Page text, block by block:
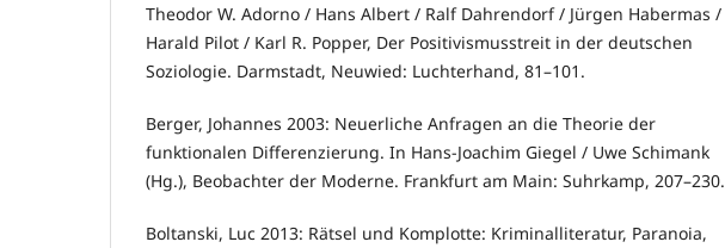
Theodor W. Adorno / Hans Albert / Ralf Dahrendorf / Jürgen Habermas /
Harald Pilot / Karl R. Popper, Der Positivismusstreit in der deutschen
Soziologie. Darmstadt, Neuwied: Luchterhand, 81–101.
Berger, Johannes 2003: Neuerliche Anfragen an die Theorie der
funktionalen Differenzierung. In Hans-Joachim Giegel / Uwe Schimank
(Hg.), Beobachter der Moderne. Frankfurt am Main: Suhrkamp, 207–230.
Boltanski, Luc 2013: Rätsel und Komplotte: Kriminalliteratur, Paranoia,